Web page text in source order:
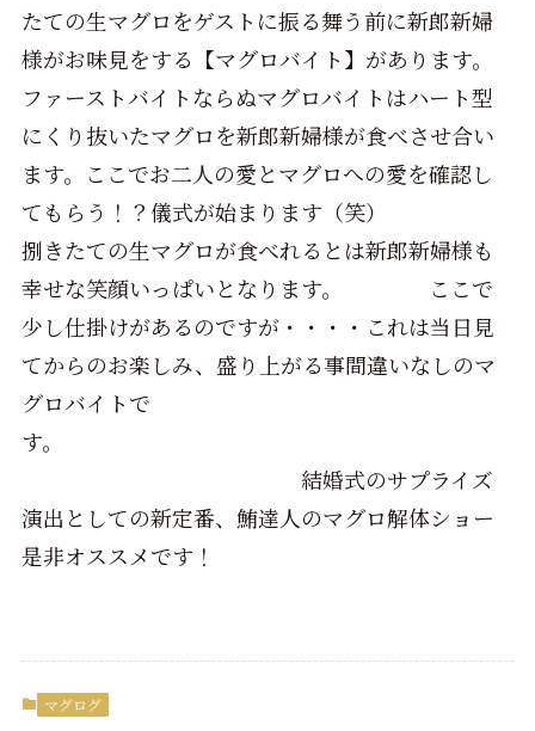
たての生マグロをゲストに振る舞う前に新郎新婦
様がお味見をする【マグロバイト】があります。
ファーストバイトならぬマグロバイトはハート型
にくり抜いたマグロを新郎新婦様が食べさせ合い
ます。ここでお二人の愛とマグロへの愛を確認し
てもらう！？儀式が始まります（笑）
捌きたての生マグロが食べれるとは新郎新婦様も
幸せな笑顔いっぱいとなります。 ここで
少し仕掛けがあるのですが・・・・これは当日見
てからのお楽しみ、盛り上がる事間違いなしのマ
グロバイトで
す。
結婚式のサプライズ
演出としての新定番、鮪達人のマグロ解体ショー
是非オススメです！
マグログ